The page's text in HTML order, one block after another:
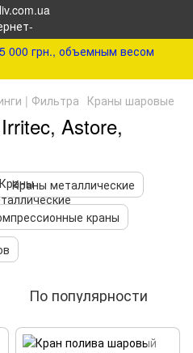
грн., объемным весом
| Фильтра Краны шаровые
Astore,
Краны металлические
краны
По популярности